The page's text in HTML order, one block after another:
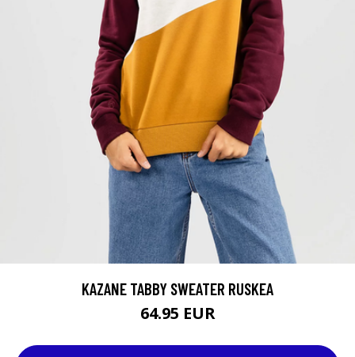
KAZANE TABBY SWEATER RUSKEA
64.95 EUR